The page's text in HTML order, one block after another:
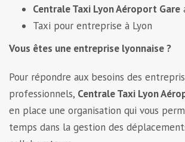
Centrale Taxi Lyon Aéroport Gare
Taxi pour entreprise à Lyon
Vous êtes une entreprise lyonnaise ?
Pour répondre aux besoins des
professionnels, Centrale Taxi Lyon
en place une organisation qui vous
temps dans la gestion des